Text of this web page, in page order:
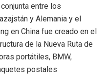
entre los
y Alemania y el
en China fue creado en el
de la Nueva Ruta de
portátiles, BMW,
postales